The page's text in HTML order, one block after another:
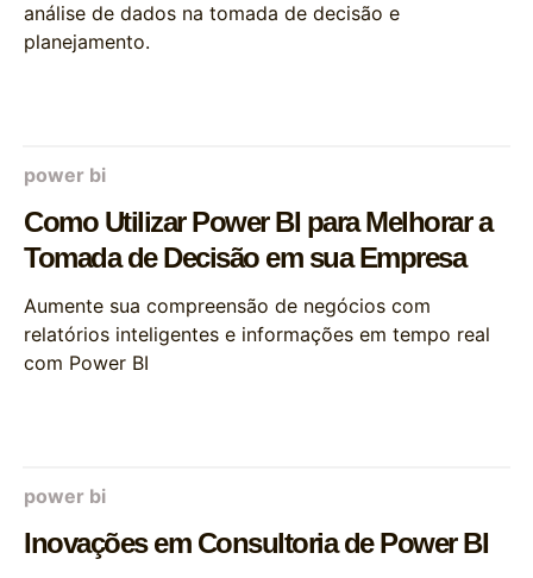
análise de dados na tomada de decisão e
planejamento.
power bi
Como Utilizar Power BI para Melhorar a
Tomada de Decisão em sua Empresa
Aumente sua compreensão de negócios com
relatórios inteligentes e informações em tempo real
com Power BI
power bi
Inovações em Consultoria de Power BI